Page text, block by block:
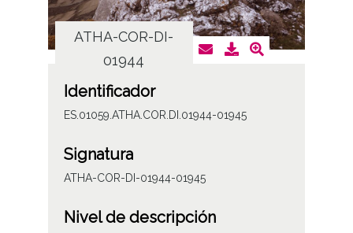
ATHA-COR-DI-
01944
Identificador
ES.01059.ATHA.COR.DI.01944-01945
Signatura
ATHA-COR-DI-01944-01945
Nivel de descripción